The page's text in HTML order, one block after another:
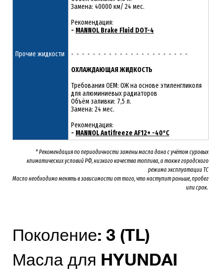
Прочие жидкости
Замена: 40000 км/ 24 мес.
Рекомендация:
- MANNOL Brake Fluid DOT-4
- - - - - - - - - - - - - - - - - - - - - -
ОХЛАЖДАЮЩАЯ ЖИДКОСТЬ
Требования OEM: ОЖ на основе этиленгликоля
для алюминиевых радиаторов
Объём заливки: 7,5 л.
Замена: 24 мес.
Рекомендация:
- MANNOL Antifreeze AF12+ -40°C
* Рекомендация по периодичности замены масла дана с учётом суровых
климатических условий РФ, низкого качества топлива, а также городского
режима эксплуатации ТС
Масло необходимо менятьв зависимости от того, что наступит раньше, пробег
или срок.
Поколение: 3 (TL)
Масла для HYUNDAI